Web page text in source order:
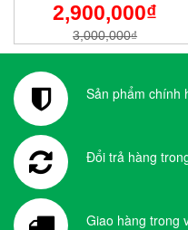
2,900,000₫
3,000,000₫
Sản phẩm chính
Đổi trả hàng
Giao hàng trong